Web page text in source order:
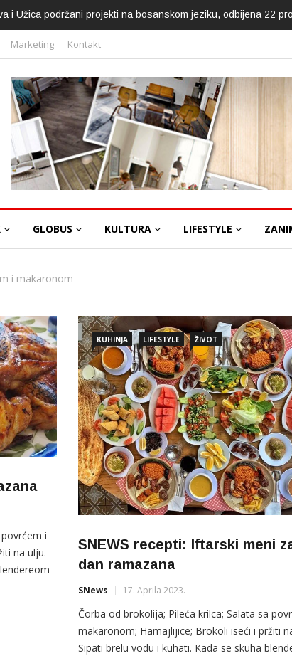
i Užica podržani projekti na bosanskom jeziku, odbijena 22
Marketing Kontakt
GLOBUS KULTURA LIFESTYLE
i makaronom
i
na ulju.
KUHINJA LIFESTYLE ŽIVOT
SNEWS recepti: Iftarski meni
dan ramazana
SNews 17. Aprila 2023.
Čorba od brokolija; Pileća krilca; Salata sa
makaronom; Hamajlijice; Brokoli iseći i pržiti
Sipati brelu vodu i kuhati. Kada se skuha